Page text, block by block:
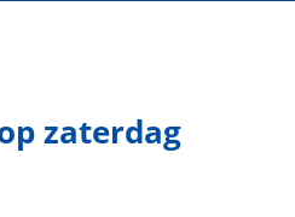
zaterdag